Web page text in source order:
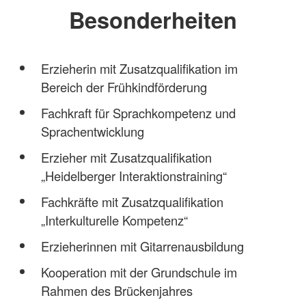
Besonderheiten
Erzieherin mit Zusatzqualifikation im
Bereich der Frühkindförderung
Fachkraft für Sprachkompetenz und
Sprachentwicklung
Erzieher mit Zusatzqualifikation
„Heidelberger Interaktionstraining“
Fachkräfte mit Zusatzqualifikation
„Interkulturelle Kompetenz“
Erzieherinnen mit Gitarrenausbildung
Kooperation mit der Grundschule im
Rahmen des Brückenjahres